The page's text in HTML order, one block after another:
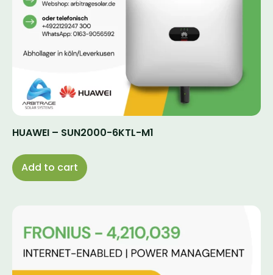
HUAWEI – SUN2000-6KTL-M1
Add to cart